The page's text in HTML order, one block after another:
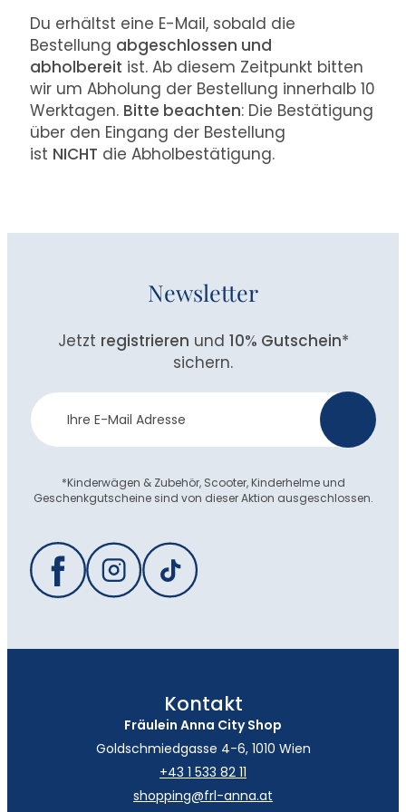
Du erhältst eine E-Mail, sobald die
Bestellung abgeschlossen und
abholbereit ist. Ab diesem Zeitpunkt bitten
wir um Abholung der Bestellung innerhalb 10
Werktagen. Bitte beachten: Die Bestätigung
über den Eingang der Bestellung
ist NICHT die Abholbestätigung.
Newsletter
Jetzt registrieren und 10% Gutschein*
sichern.
Newsletter
Anmeldung
*Kinderwägen & Zubehör, Scooter, Kinderhelme und
Geschenkgutscheine sind von dieser Aktion ausgeschlossen.
Kontakt
Fräulein Anna City Shop
Goldschmiedgasse 4-6, 1010 Wien
+43 1 533 82 11
shopping@frl-anna.at